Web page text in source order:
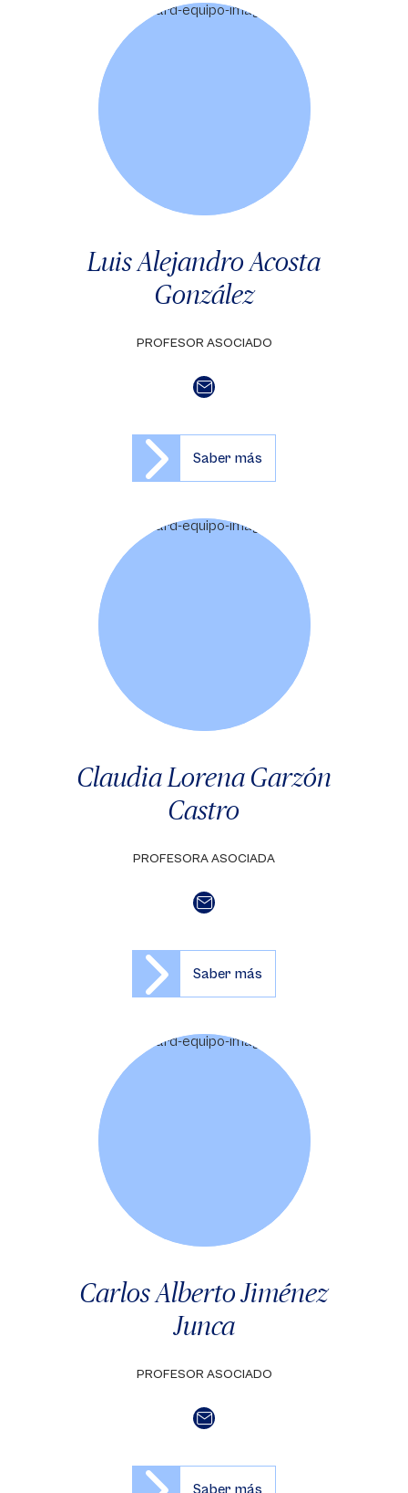
Luis Alejandro Acosta
González
PROFESOR ASOCIADO
Saber más
Claudia Lorena Garzón
Castro
PROFESORA ASOCIADA
Saber más
Carlos Alberto Jiménez
Junca
PROFESOR ASOCIADO
Saber más